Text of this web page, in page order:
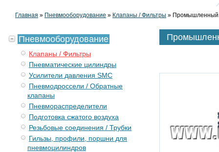
Главная » Пневмооборудование » Клапаны / Фильтры » Промышленный
Пневмооборудование
Клапаны / Фильтры
Пневматические цилиндры
Усилители давления SMC
Пневмодроссели / Обратные
клапаны
Пневмораспределители
Подготовка сжатого воздуха
Резьбовые соединения / Трубки
Гильзы, профили, поршни для
пневмоцилиндров